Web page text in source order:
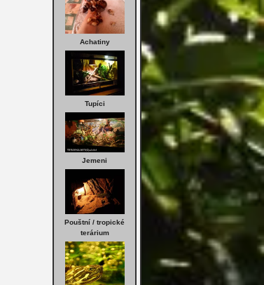
Achatiny
Tupíci
Jemeni
Pouštní / tropické
terárium